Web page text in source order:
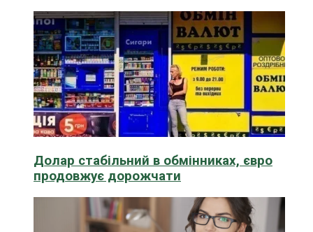
Долар стабільний в обмінниках, євро
продовжує дорожчати